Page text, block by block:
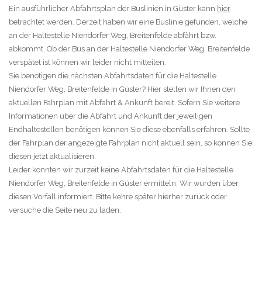
Ein ausführlicher Abfahrtsplan der Buslinien in Güster kann hier
betrachtet werden. Derzeit haben wir eine Buslinie gefunden, welche
an der Haltestelle Niendorfer Weg, Breitenfelde abfährt bzw.
abkommt. Ob der Bus an der Haltestelle Niendorfer Weg, Breitenfelde
verspätet ist können wir leider nicht mitteilen.
Sie benötigen die nächsten Abfahrtsdaten für die Haltestelle
Niendorfer Weg, Breitenfelde in Güster? Hier stellen wir Ihnen den
aktuellen Fahrplan mit Abfahrt & Ankunft bereit. Sofern Sie weitere
Informationen über die Abfahrt und Ankunft der jeweiligen
Endhaltestellen benötigen können Sie diese ebenfalls erfahren. Sollte
der Fahrplan der angezeigte Fahrplan nicht aktuell sein, so können Sie
diesen jetzt aktualisieren.
Leider konnten wir zurzeit keine Abfahrtsdaten für die Haltestelle
Niendorfer Weg, Breitenfelde in Güster ermitteln. Wir wurden über
diesen Vorfall informiert. Bitte kehre später hierher zurück oder
versuche die Seite neu zu laden.